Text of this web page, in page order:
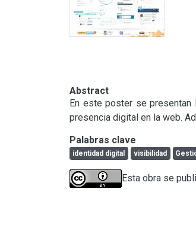
Abstract
En este poster se presentan
presencia digital en la web.
Palabras clave
identidad digital visibilidad
Esta obra se